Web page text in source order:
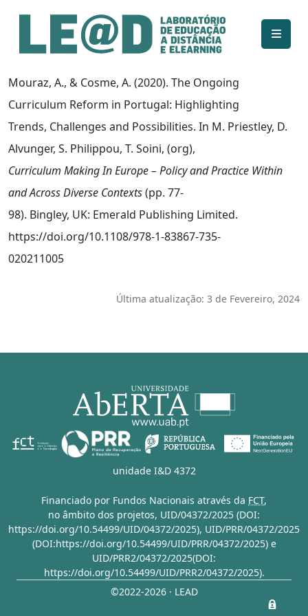
Ir para o conteúdo principal
Informações de acessibilidade
Mapa do site
Mouraz, A., & Cosme, A. (2020). The Ongoing
Curriculum Reform in Portugal: Highlighting
Trends, Challenges and Possibilities. In M. Priestley, D.
Alvunger, S. Philippou, T. Soini, (org),
Curriculum Making In Europe – Policy and Practice Within
and Across Diverse Contexts(pp. 77-
98). Bingley, UK: Emerald Publishing Limited.
https://doi.org/10.1108/978-1-83867-735-
020211005
Última atualização: 3 de Fevereiro, 2024
unidade I&D 4372
Financiado por Fundos Nacionais através da FCT,
no âmbito dos projetos, UID/04372/2025 (DOI:
https://doi.org/10.54499/UID/04372/2025), UID/PRR/04372/2025
(DOI:https://doi.org/10.54499/UID/PRR/04372/2025)e
UID/PRR2/04372/2025(DOI:
https://doi.org/10.54499/UID/PRR2/04372/2025).
©2022-2026 · LEAD